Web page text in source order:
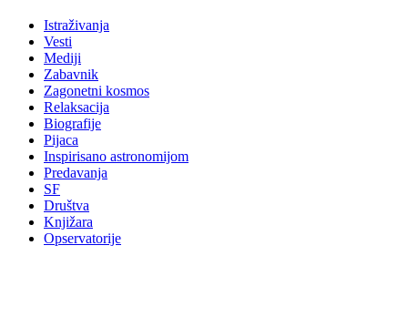
Istraživanja
Vesti
Mediji
Zabavnik
Zagonetni kosmos
Relaksacija
Biografije
Pijaca
Inspirisano astronomijom
Predavanja
SF
Društva
Knjižara
Opservatorije